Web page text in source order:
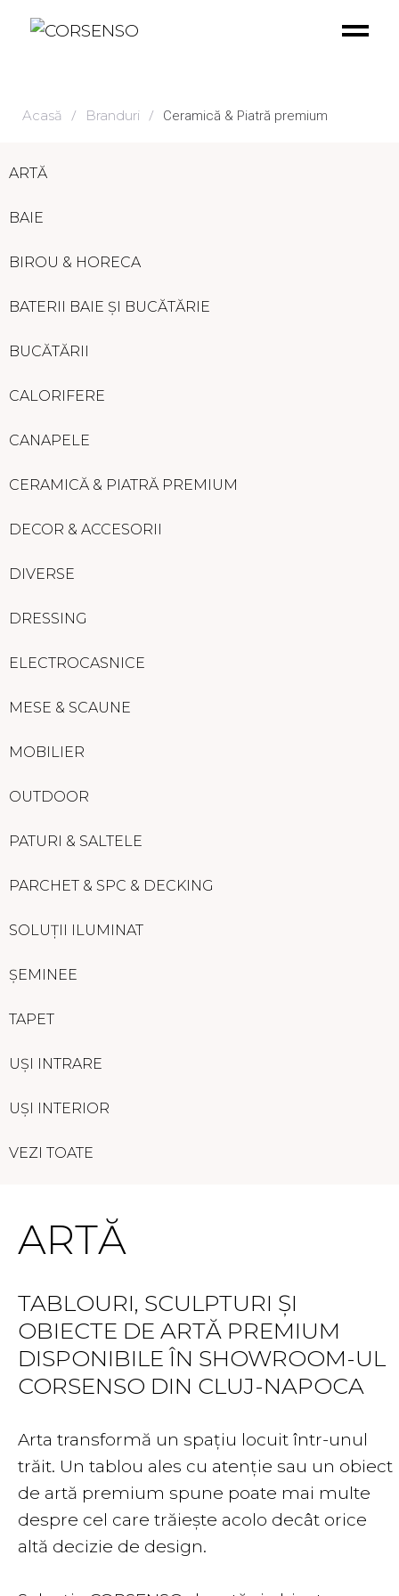
Acasă / Branduri / Ceramică & Piatră premium
ARTĂ
BAIE
BIROU & HORECA
BATERII BAIE ȘI BUCĂTĂRIE
BUCĂTĂRII
CALORIFERE
CANAPELE
CERAMICĂ & PIATRĂ PREMIUM
DECOR & ACCESORII
DIVERSE
DRESSING
ELECTROCASNICE
MESE & SCAUNE
MOBILIER
OUTDOOR
PATURI & SALTELE
PARCHET & SPC & DECKING
SOLUȚII ILUMINAT
ȘEMINEE
TAPET
UȘI INTRARE
UȘI INTERIOR
VEZI TOATE
ARTĂ
TABLOURI, SCULPTURI ȘI
OBIECTE DE ARTĂ PREMIUM
DISPONIBILE ÎN SHOWROOM-UL
CORSENSO DIN CLUJ-NAPOCA
Arta transformă un spațiu locuit într-unul
trăit. Un tablou ales cu atenție sau un obiect
de artă premium spune poate mai multe
despre cel care trăiește acolo decât orice
altă decizie de design.